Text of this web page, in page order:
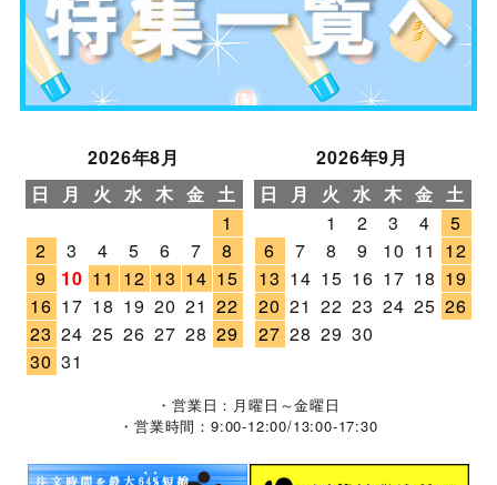
2026年8月
日
月 火 水 木 金 土
1
2
3 4 5 6 7
8
9
10 11 12 13 14 15
16 17 18 19 20 21 22
23 24 25 26 27 28 29
30 31
2026年9月
日
月 火 水 木 金 土
1
2 3 4
5
6
7 8 9 10 11 12
13 14 15 16 17 18 19
20 21 22 23 24 25 26
27 28 29 30
・営業日：月曜日～金曜日
・営業時間：9:00-12:00/13:00-17:30